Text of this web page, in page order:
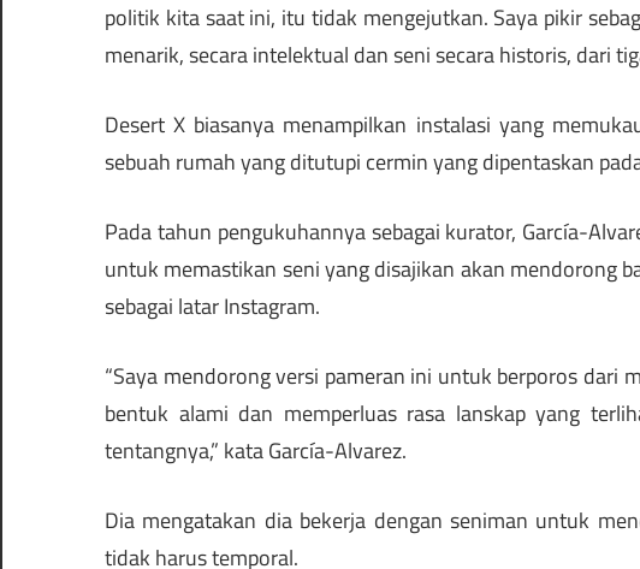
politik kita saat ini, itu tidak mengejutkan. Saya pikir
menarik, secara intelektual dan seni secara historis, dari
Desert X biasanya menampilkan instalasi yang
sebuah rumah yang ditutupi cermin yang dipentaskan
Pada tahun pengukuhannya sebagai kurator, García-
untuk memastikan seni yang disajikan akan
sebagai latar Instagram.
“Saya mendorong versi pameran ini untuk berporos dari
bentuk alami dan memperluas rasa lanskap yang
tentangnya,” kata García-Alvarez.
Dia mengatakan dia bekerja dengan seniman untuk
tidak harus temporal.